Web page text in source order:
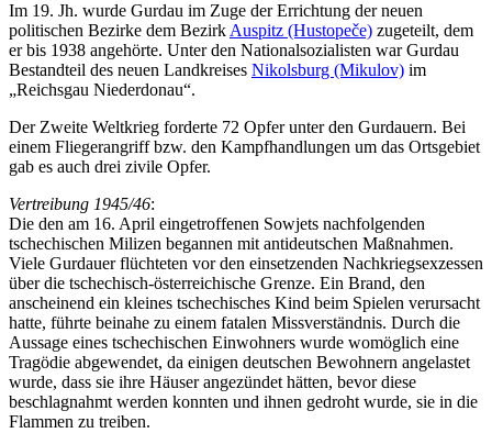
Im 19. Jh. wurde Gurdau im Zuge der Errichtung der neuen
politischen Bezirke dem Bezirk Auspitz (Hustopeče) zugeteilt, dem
er bis 1938 angehörte. Unter den Nationalsozialisten war Gurdau
Bestandteil des neuen Landkreises Nikolsburg (Mikulov) im
„Reichsgau Niederdonau“.
Der Zweite Weltkrieg forderte 72 Opfer unter den Gurdauern. Bei
einem Fliegerangriff bzw. den Kampfhandlungen um das Ortsgebiet
gab es auch drei zivile Opfer.
Vertreibung 1945/46:
Die den am 16. April eingetroffenen Sowjets nachfolgenden
tschechischen Milizen begannen mit antideutschen Maßnahmen.
Viele Gurdauer flüchteten vor den einsetzenden Nachkriegsexzessen
über die tschechisch-österreichische Grenze. Ein Brand, den
anscheinend ein kleines tschechisches Kind beim Spielen verursacht
hatte, führte beinahe zu einem fatalen Missverständnis. Durch die
Aussage eines tschechischen Einwohners wurde womöglich eine
Tragödie abgewendet, da einigen deutschen Bewohnern angelastet
wurde, dass sie ihre Häuser angezündet hätten, bevor diese
beschlagnahmt werden konnten und ihnen gedroht wurde, sie in die
Flammen zu treiben.